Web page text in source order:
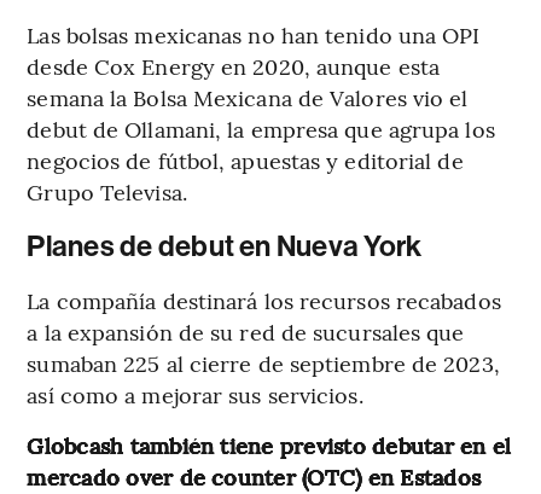
Las bolsas mexicanas no han tenido una OPI
desde Cox Energy en 2020, aunque esta
semana la Bolsa Mexicana de Valores vio el
debut de Ollamani, la empresa que agrupa los
negocios de fútbol, apuestas y editorial de
Grupo Televisa.
Planes de debut en Nueva York
La compañía destinará los recursos recabados
a la expansión de su red de sucursales que
sumaban 225 al cierre de septiembre de 2023,
así como a mejorar sus servicios.
Globcash también tiene previsto debutar en el
mercado over de counter (OTC) en Estados